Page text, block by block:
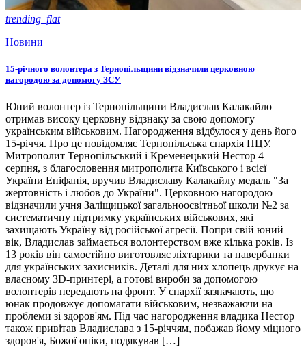
trending_flat
Новини
15-річного волонтера з Тернопільщини відзначили церковною
нагородою за допомогу ЗСУ
Юний волонтер із Тернопільщини Владислав Калакайло
отримав високу церковну відзнаку за свою допомогу
українським військовим. Нагородження відбулося у день його
15-річчя. Про це повідомляє Тернопільська єпархія ПЦУ.
Митрополит Тернопільський і Кременецький Нестор 4
серпня, з благословення митрополита Київського і всієї
України Епіфанія, вручив Владиславу Калакайлу медаль "За
жертовність і любов до України". Церковною нагородою
відзначили учня Заліщицької загальноосвітньої школи №2 за
систематичну підтримку українських військових, які
захищають Україну від російської агресії. Попри свій юний
вік, Владислав займається волонтерством вже кілька років. Із
13 років він самостійно виготовляє ліхтарики та павербанки
для українських захисників. Деталі для них хлопець друкує на
власному 3D-принтері, а готові вироби за допомогою
волонтерів передають на фронт. У єпархії зазначають, що
юнак продовжує допомагати військовим, незважаючи на
проблеми зі здоров'ям. Під час нагородження владика Нестор
також привітав Владислава з 15-річчям, побажав йому міцного
здоров'я, Божої опіки, подякував […]